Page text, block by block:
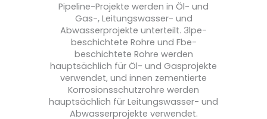
Pipeline-Projekte werden in Öl- und
Gas-, Leitungswasser- und
Abwasserprojekte unterteilt. 3lpe-
beschichtete Rohre und Fbe-
beschichtete Rohre werden
hauptsächlich für Öl- und Gasprojekte
verwendet, und innen zementierte
Korrosionsschutzrohre werden
hauptsächlich für Leitungswasser- und
Abwasserprojekte verwendet.